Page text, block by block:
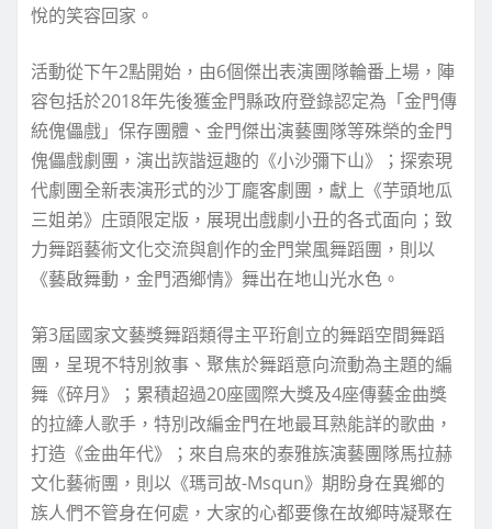
悅的笑容回家。
活動從下午2點開始，由6個傑出表演團隊輪番上場，陣
容包括於2018年先後獲金門縣政府登錄認定為「金門傳
統傀儡戲」保存團體、金門傑出演藝團隊等殊榮的金門
傀儡戲劇團，演出詼諧逗趣的《小沙彌下山》；探索現
代劇團全新表演形式的沙丁龐客劇團，獻上《芋頭地瓜
三姐弟》庄頭限定版，展現出戲劇小丑的各式面向；致
力舞蹈藝術文化交流與創作的金門棠風舞蹈團，則以
《藝啟舞動，金門酒鄉情》舞出在地山光水色。
第3屆國家文藝獎舞蹈類得主平珩創立的舞蹈空間舞蹈
團，呈現不特別敘事、聚焦於舞蹈意向流動為主題的編
舞《碎月》；累積超過20座國際大獎及4座傳藝金曲獎
的拉縴人歌手，特別改編金門在地最耳熟能詳的歌曲，
打造《金曲年代》；來自烏來的泰雅族演藝團隊馬拉赫
文化藝術團，則以《瑪司故-Msqun》期盼身在異鄉的
族人們不管身在何處，大家的心都要像在故鄉時凝聚在